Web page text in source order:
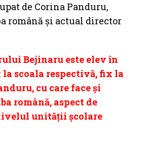
de Corina Panduru,
română și actual director
Bejinaru este elev în
scoala respectivă, fix la
cu care face și
română, aspect de
unității școlare